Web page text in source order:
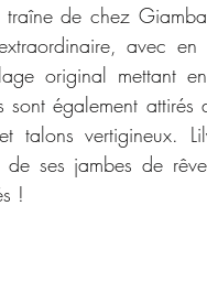
Babes Kayla Jane
traîne de chez
avec
original mettant
sont également
talons vertigineux.
de ses jambes de
!